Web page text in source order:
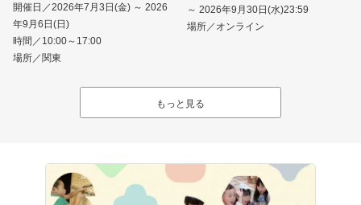
開催日／2026年7月3日(金) ～ 2026
年9月6日(日)
時間／10:00～17:00
場所／関東
～ 2026年9月30日(水)23:59
場所／オンライン
もっと見る